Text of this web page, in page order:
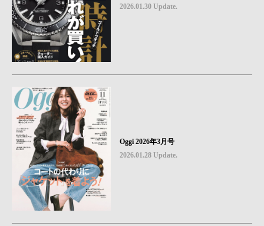
2026.01.30 Update.
Oggi 2026年3月号
2026.01.28 Update.